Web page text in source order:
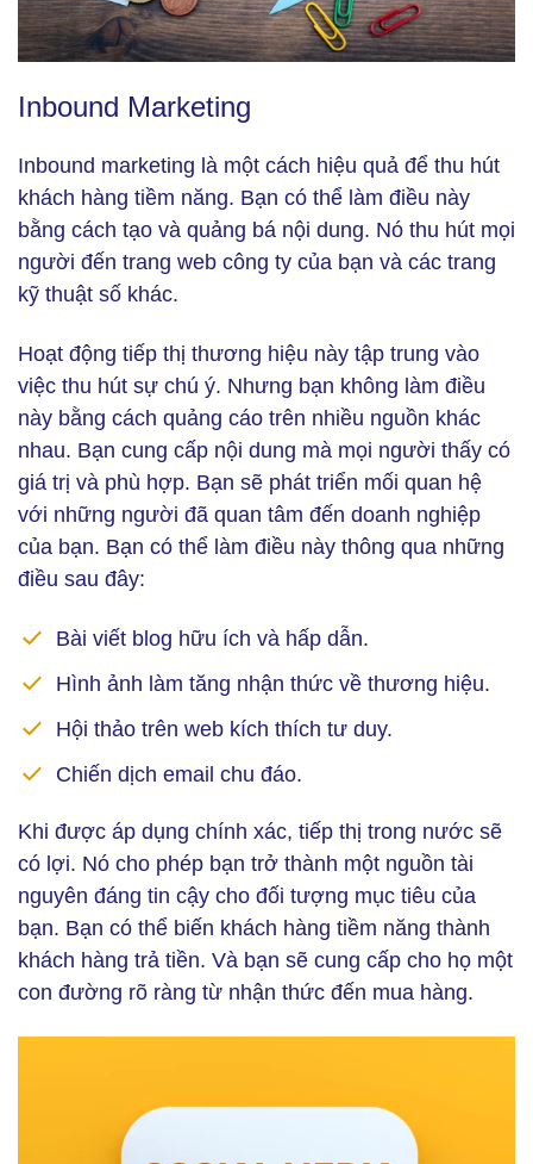
Inbound Marketing
Inbound marketing là một cách hiệu quả để thu hút
khách hàng tiềm năng. Bạn có thể làm điều này
bằng cách tạo và quảng bá nội dung. Nó thu hút mọi
người đến trang web công ty của bạn và các trang
kỹ thuật số khác.
Hoạt động tiếp thị thương hiệu này tập trung vào
việc thu hút sự chú ý. Nhưng bạn không làm điều
này bằng cách quảng cáo trên nhiều nguồn khác
nhau. Bạn cung cấp nội dung mà mọi người thấy có
giá trị và phù hợp. Bạn sẽ phát triển mối quan hệ
với những người đã quan tâm đến doanh nghiệp
của bạn. Bạn có thể làm điều này thông qua những
điều sau đây:
Bài viết blog hữu ích và hấp dẫn.
Hình ảnh làm tăng nhận thức về thương hiệu.
Hội thảo trên web kích thích tư duy.
Chiến dịch email chu đáo.
Khi được áp dụng chính xác, tiếp thị trong nước sẽ
có lợi. Nó cho phép bạn trở thành một nguồn tài
nguyên đáng tin cậy cho đối tượng mục tiêu của
bạn. Bạn có thể biến khách hàng tiềm năng thành
khách hàng trả tiền. Và bạn sẽ cung cấp cho họ một
con đường rõ ràng từ nhận thức đến mua hàng.